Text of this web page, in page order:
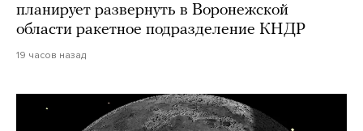
планирует развернуть в Воронежской
области ракетное подразделение КНДР
19 часов назад